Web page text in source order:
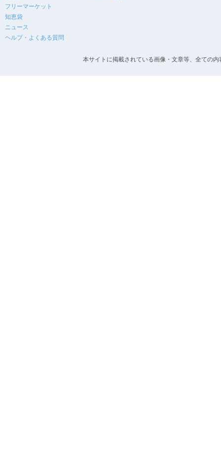
フリーマーケット
知恵袋
ニュース
ヘルプ・よくある質問
本サイトに掲載されている画像・文章等、全ての